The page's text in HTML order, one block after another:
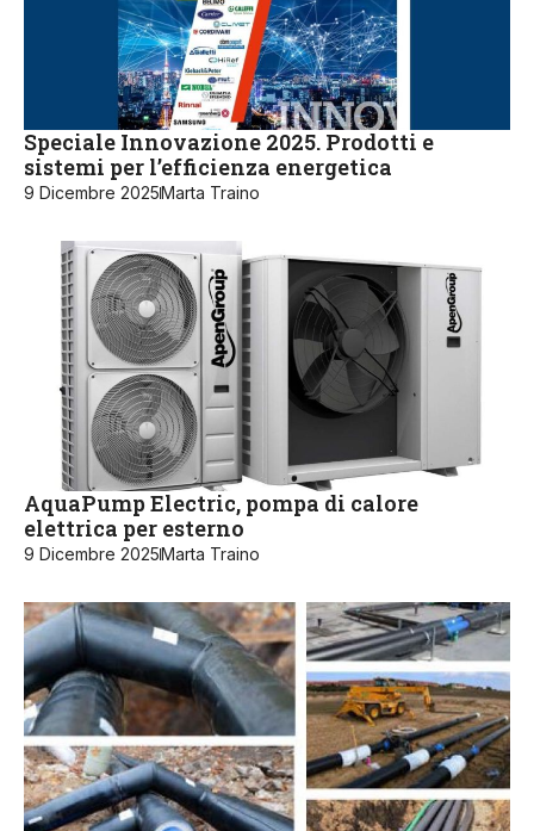
Speciale Innovazione 2025. Prodotti e
sistemi per l’efficienza energetica
9 Dicembre 2025Marta Traino
AquaPump Electric, pompa di calore
elettrica per esterno
9 Dicembre 2025Marta Traino